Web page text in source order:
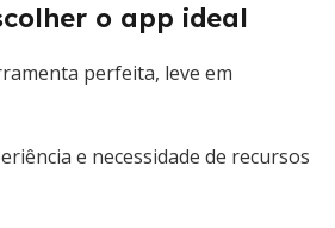
o app ideal
perfeita, leve em
e necessidade de recursos